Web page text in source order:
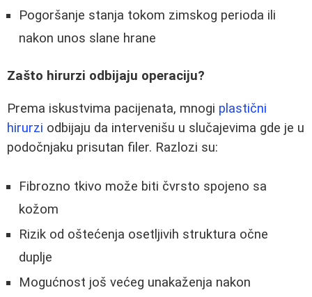
Pogoršanje stanja tokom zimskog perioda ili
nakon unos slane hrane
Zašto hirurzi odbijaju operaciju?
Prema iskustvima pacijenata, mnogi plastični
hirurzi odbijaju da intervenišu u slučajevima gde je u
podočnjaku prisutan filer. Razlozi su:
Fibrozno tkivo može biti čvrsto spojeno sa
kožom
Rizik od oštećenja osetljivih struktura očne
duplje
Mogućnost još većeg unakaženja nakon